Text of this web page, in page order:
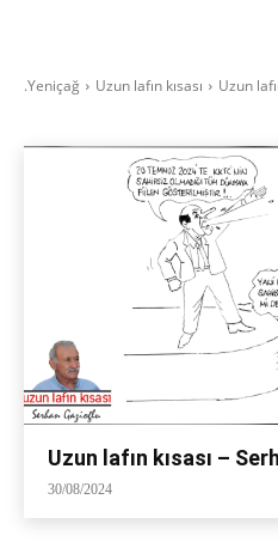
.Yeniçağ Uzun lafın kısası Uzun
Uzun lafın kısası –
30/08/2024